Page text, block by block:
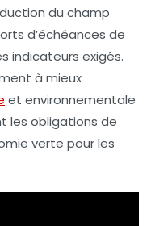
du champ
d’échéances de
indicateurs exigés.
à mieux
et environnementale
les obligations de
verte pour les